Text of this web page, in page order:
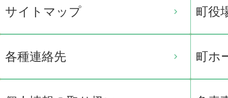
サイトマップ 町役
各種連絡先 町ホ